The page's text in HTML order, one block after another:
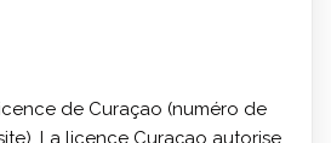
de Curaçao (numéro de
La licence Curaçao autorise